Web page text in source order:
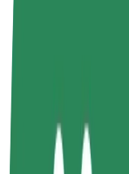
Bolt Drive
Bolt